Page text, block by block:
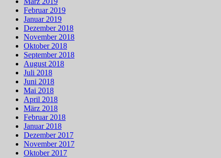
Februar 2019
Januar 2019
Dezember 2018
November 2018
Oktober 2018
September 2018
August 2018
Juli 2018
Juni 2018
Mai 2018
April 2018
März 2018
Februar 2018
Januar 2018
Dezember 2017
November 2017
Oktober 2017